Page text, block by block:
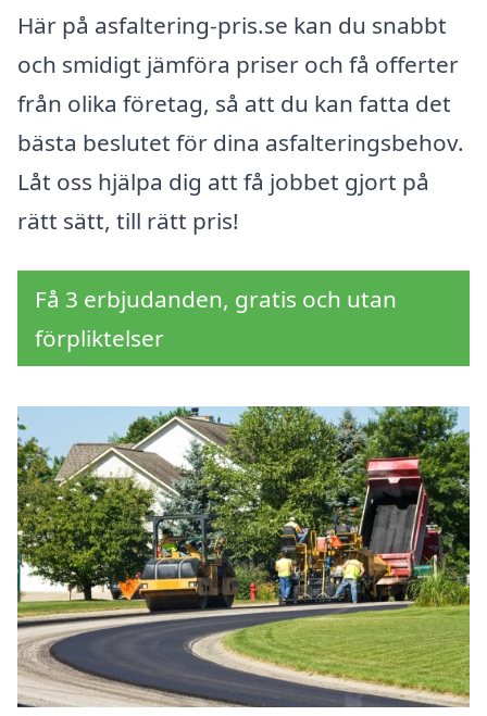
Här på asfaltering-pris.se kan du snabbt
och smidigt jämföra priser och få offerter
från olika företag, så att du kan fatta det
bästa beslutet för dina asfalteringsbehov.
Låt oss hjälpa dig att få jobbet gjort på
rätt sätt, till rätt pris!
Få 3 erbjudanden, gratis och utan
förpliktelser